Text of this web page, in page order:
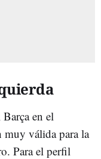
en el
muy válida para la
Para el perfil